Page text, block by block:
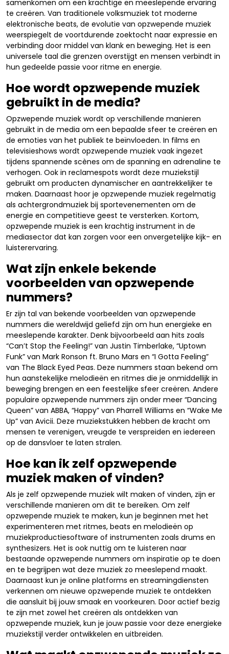
samenkomen om een krachtige en meeslepende ervaring
te creëren. Van traditionele volksmuziek tot moderne
elektronische beats, de evolutie van opzwepende muziek
weerspiegelt de voortdurende zoektocht naar expressie en
verbinding door middel van klank en beweging. Het is een
universele taal die grenzen overstijgt en mensen verbindt in
hun gedeelde passie voor ritme en energie.
Hoe wordt opzwepende muziek
gebruikt in de media?
Opzwepende muziek wordt op verschillende manieren
gebruikt in de media om een bepaalde sfeer te creëren en
de emoties van het publiek te beïnvloeden. In films en
televisieshows wordt opzwepende muziek vaak ingezet
tijdens spannende scènes om de spanning en adrenaline te
verhogen. Ook in reclamespots wordt deze muziekstijl
gebruikt om producten dynamischer en aantrekkelijker te
maken. Daarnaast hoor je opzwepende muziek regelmatig
als achtergrondmuziek bij sportevenementen om de
energie en competitieve geest te versterken. Kortom,
opzwepende muziek is een krachtig instrument in de
mediasector dat kan zorgen voor een onvergetelijke kijk- en
luisterervaring.
Wat zijn enkele bekende
voorbeelden van opzwepende
nummers?
Er zijn tal van bekende voorbeelden van opzwepende
nummers die wereldwijd geliefd zijn om hun energieke en
meeslepende karakter. Denk bijvoorbeeld aan hits zoals
“Can’t Stop the Feeling!” van Justin Timberlake, “Uptown
Funk” van Mark Ronson ft. Bruno Mars en “I Gotta Feeling”
van The Black Eyed Peas. Deze nummers staan bekend om
hun aanstekelijke melodieën en ritmes die je onmiddellijk in
beweging brengen en een feestelijke sfeer creëren. Andere
populaire opzwepende nummers zijn onder meer “Dancing
Queen” van ABBA, “Happy” van Pharrell Williams en “Wake Me
Up” van Avicii. Deze muziekstukken hebben de kracht om
mensen te verenigen, vreugde te verspreiden en iedereen
op de dansvloer te laten stralen.
Hoe kan ik zelf opzwepende
muziek maken of vinden?
Als je zelf opzwepende muziek wilt maken of vinden, zijn er
verschillende manieren om dit te bereiken. Om zelf
opzwepende muziek te maken, kun je beginnen met het
experimenteren met ritmes, beats en melodieën op
muziekproductiesoftware of instrumenten zoals drums en
synthesizers. Het is ook nuttig om te luisteren naar
bestaande opzwepende nummers om inspiratie op te doen
en te begrijpen wat deze muziek zo meeslepend maakt.
Daarnaast kun je online platforms en streamingdiensten
verkennen om nieuwe opzwepende muziek te ontdekken
die aansluit bij jouw smaak en voorkeuren. Door actief bezig
te zijn met zowel het creëren als ontdekken van
opzwepende muziek, kun je jouw passie voor deze energieke
muziekstijl verder ontwikkelen en uitbreiden.